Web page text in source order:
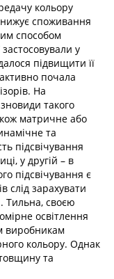
кольору
споживання
способом
у
підвищити її
активно почала
На
такого
матричне або
та
підсвічування
у другій – в
підсвічування є
слід зарахувати
Тильна, своєю
освітлення
виробникам
кольору. Однак
та